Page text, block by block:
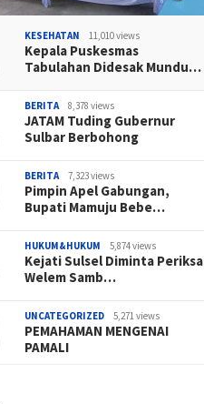
KESEHATAN 11,010 views
Kepala Puskesmas
Tabulahan Didesak Mundu…
BERITA 8,378 views
JATAM Tuding Gubernur
Sulbar Berbohong
BERITA 7,323 views
Pimpin Apel Gabungan,
Bupati Mamuju Bebe…
HUKUM&HUKUM 5,874 views
Kejati Sulsel Diminta Periksa
Welem Samb…
UNCATEGORIZED 5,271 views
PEMAHAMAN MENGENAI
PAMALI